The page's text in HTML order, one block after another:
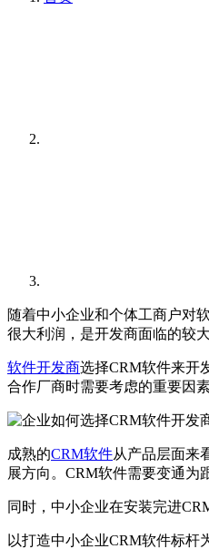
随着中小企业和个体工商户对
很大利润，是开发商面临的较大
软件开发商选择CRM软件来开
合作厂商时需要考虑的重要因素
成熟的CRM软件从产品层面来
展方向。CRM软件需要变通为
同时，中小企业在安装完进
以打造中小企业CRM软件标杆